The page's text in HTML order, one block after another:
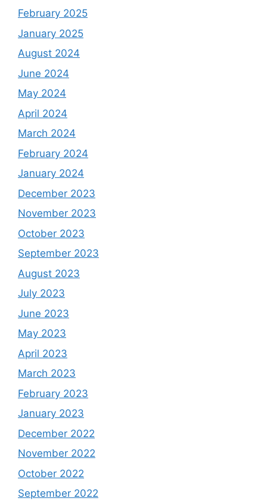
February 2025
January 2025
August 2024
June 2024
May 2024
April 2024
March 2024
February 2024
January 2024
December 2023
November 2023
October 2023
September 2023
August 2023
July 2023
June 2023
May 2023
April 2023
March 2023
February 2023
January 2023
December 2022
November 2022
October 2022
September 2022